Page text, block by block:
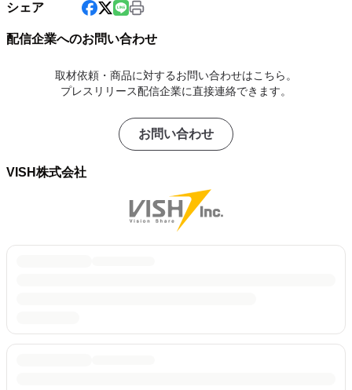
シェア
配信企業へのお問い合わせ
取材依頼・商品に対するお問い合わせはこちら。
プレスリリース配信企業に直接連絡できます。
お問い合わせ
VISH株式会社